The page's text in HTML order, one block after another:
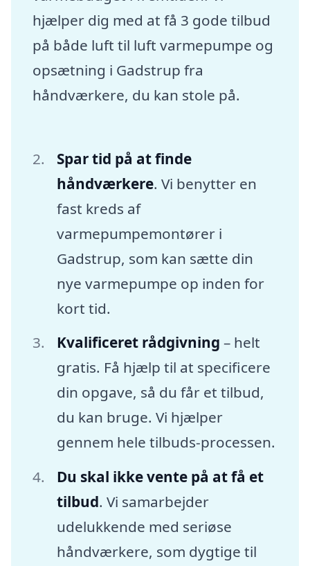
hjælper dig med at få 3 gode tilbud
på både luft til luft varmepumpe og
opsætning i Gadstrup fra
håndværkere, du kan stole på.
Spar tid på at finde
håndværkere. Vi benytter en
fast kreds af
varmepumpemontører i
Gadstrup, som kan sætte din
nye varmepumpe op inden for
kort tid.
Kvalificeret rådgivning – helt
gratis. Få hjælp til at specificere
din opgave, så du får et tilbud,
du kan bruge. Vi hjælper
gennem hele tilbuds-processen.
Du skal ikke vente på at få et
tilbud. Vi samarbejder
udelukkende med seriøse
håndværkere, som dygtige til